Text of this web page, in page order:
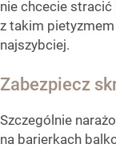
nie chcecie stracić
z takim
najszybciej.
Zabezpiecz
Szczególnie
na barierkach